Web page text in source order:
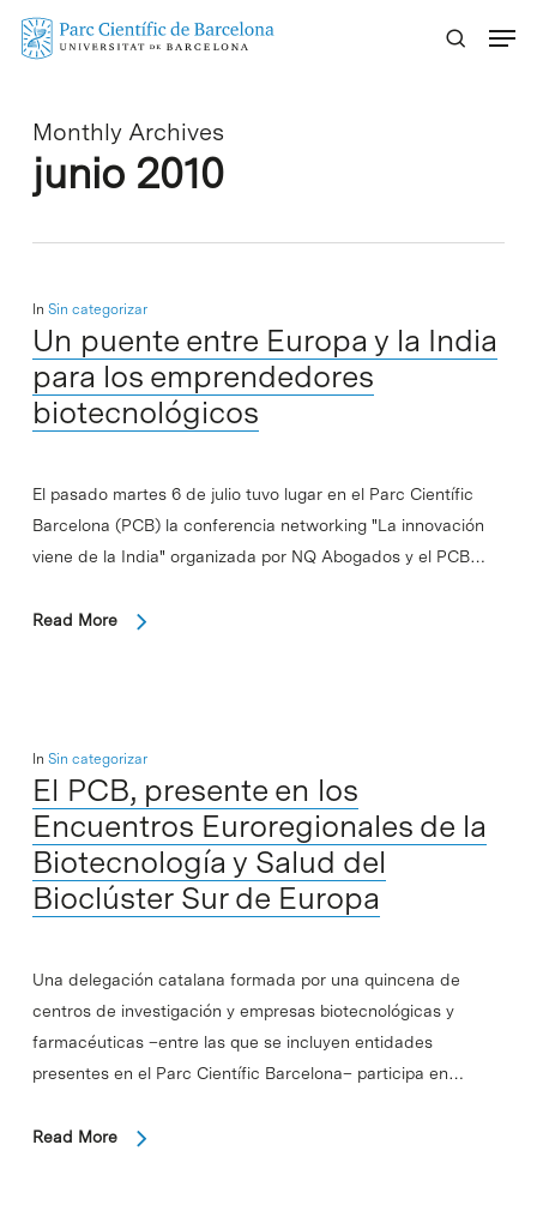
Skip
Monthly Archives
junio 2010
In Sin categorizar
Un puente entre Europa y la India
para los emprendedores
biotecnológicos
El pasado martes 6 de julio tuvo lugar en el Parc Científic
Barcelona (PCB) la conferencia networking "La innovación
viene de la India" organizada por NQ Abogados y el PCB…
Read More
In Sin categorizar
El PCB, presente en los
Encuentros Euroregionales de la
Biotecnología y Salud del
Bioclúster Sur de Europa
Una delegación catalana formada por una quincena de
centros de investigación y empresas biotecnológicas y
farmacéuticas –entre las que se incluyen entidades
presentes en el Parc Científic Barcelona– participa en…
Read More